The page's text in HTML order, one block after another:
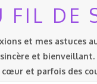
FIL DE
et mes astuces
et bienveillant.
cœur et parfois des